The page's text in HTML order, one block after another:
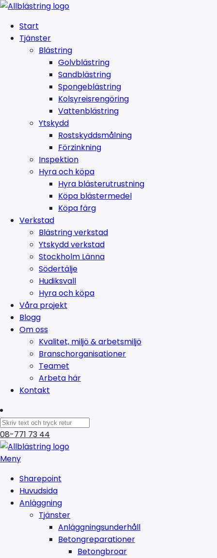
Start
Tjänster
Blästring
Golvblästring
Sandblästring
Spongeblästring
Kolsyreisrengöring
Vattenblästring
Ytskydd
Rostskyddsmålning
Förzinkning
Inspektion
Hyra och köpa
Hyra blästerutrustning
Köpa blästermedel
Köpa färg
Verkstad
Blästring verkstad
Ytskydd verkstad
Stockholm Länna
Södertälje
Hudiksvall
Hyra och köpa
Våra projekt
Blogg
Om oss
Kvalitet, miljö & arbetsmiljö
Branschorganisationer
Teamet
Arbeta här
Kontakt
08-771 73 44
Meny
Sharepoint
Huvudsida
Anläggning
Tjänster
Anläggningsunderhåll
Betongreparationer
Betongbroar